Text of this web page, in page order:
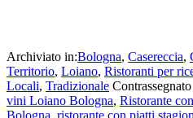
Archiviato in:Bologna, Casereccia,
Territorio, Loiano, Ristoranti per
Locali, Tradizionale
vini Loiano Bologna, Ristorante
Bologna, ristorante con piatti